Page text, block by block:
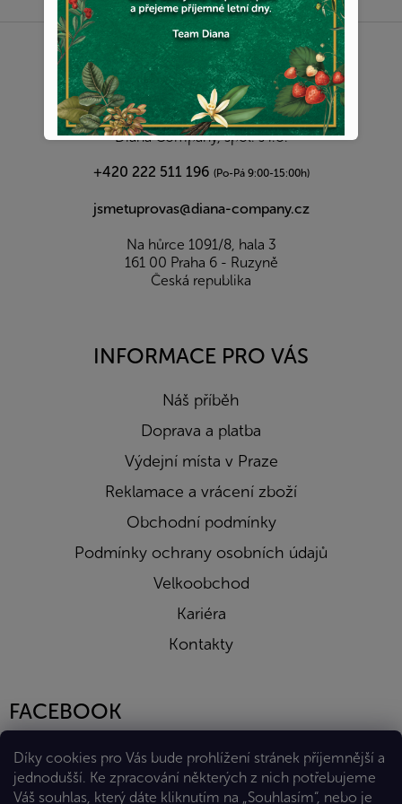
Díky cookies pro Vás bude prohlížení stránek příjemnější a
jednodušší. Ke zpracování některých z nich potřebujeme
Váš souhlas, který dáte kliknutím na „Souhlasím“, nebo je
KONTAKT
Diana Company, spol. s r.o.
+420 222 511 196 (Po-Pá 9:00-15:00h)
jsmetuprovas@diana-company.cz
Na hůrce 1091/8, hala 3
161 00 Praha 6 - Ruzyně
Česká republika
INFORMACE PRO VÁS
Náš příběh
Doprava a platba
Výdejní místa v Praze
Reklamace a vrácení zboží
Obchodní podmínky
Podmínky ochrany osobních údajů
Velkoobchod
Kariéra
Kontakty
FACEBOOK